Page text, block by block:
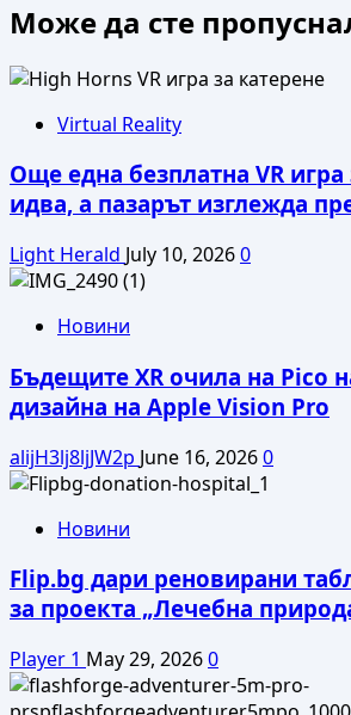
Може да сте
Virtual Reality
Още една безплатна VR игра
идва, а пазарът изглежда
Light Herald July 10, 20260
Новини
Бъдещите XR очила на Pico
дизайна на Apple Vision Pro
alijH3lj8ljJW2p June 16, 20260
Новини
Flip.bg дари реновирани
за проекта „Лечебна
Player 1 May 29, 20260